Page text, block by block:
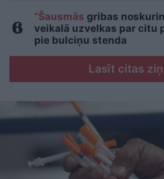
“Šausmās gribas
veikalā uzvelkas par citu
pie bulciņu stenda
Lasīt citas